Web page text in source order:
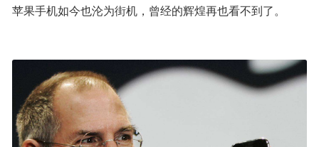
苹果手机如今也沦为街机，曾经的辉煌再也看不到了。